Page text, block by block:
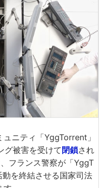
ニティ「YggTorrent」
グ被害を受けて閉鎖され
フランス警察が「YggT
を終結させる国家司法